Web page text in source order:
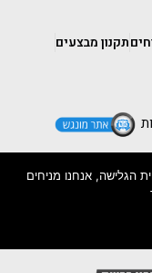
תקנון מבצעים
הגלישה, אנחנו מניחים